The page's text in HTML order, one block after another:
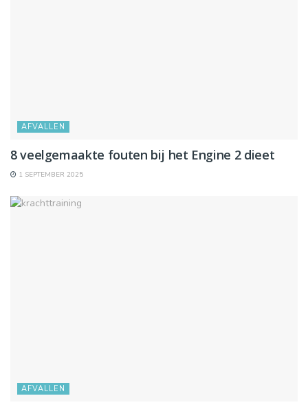
AFVALLEN
8 veelgemaakte fouten bij het Engine 2 dieet
1 SEPTEMBER 2025
AFVALLEN